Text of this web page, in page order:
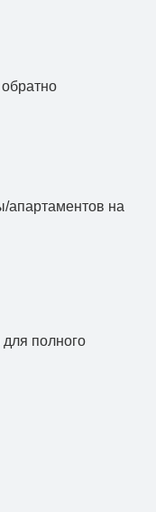
апартаментов на
полного